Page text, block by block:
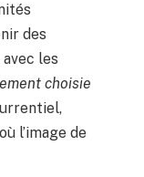
des
les
choisie
l’image de